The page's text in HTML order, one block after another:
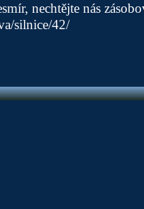
nechtějte nás
silnice/42/